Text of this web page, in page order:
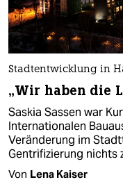
Stadtentwicklung in
„Wir haben die
Saskia Sassen war
Internationalen
Veränderung im
Gentrifizierung nichts
Von Lena Kaiser